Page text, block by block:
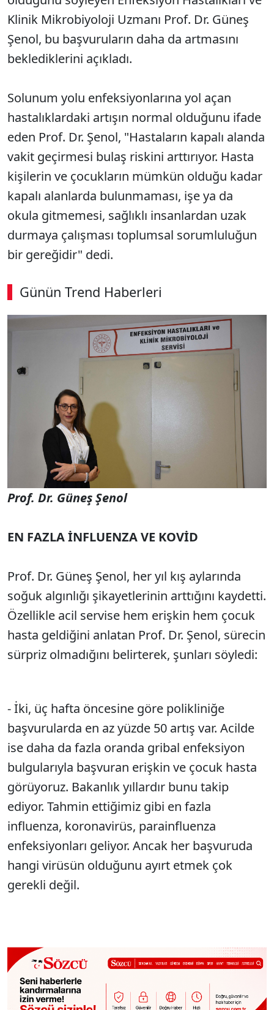
Klinik Mikrobiyoloji Uzmanı Prof. Dr. Güneş
Şenol, bu başvuruların daha da artmasını
beklediklerini açıkladı.
Solunum yolu enfeksiyonlarına yol açan
hastalıklardaki artışın normal olduğunu ifade
eden Prof. Dr. Şenol, "Hastaların kapalı alanda
vakit geçirmesi bulaş riskini arttırıyor. Hasta
kişilerin ve çocukların mümkün olduğu kadar
kapalı alanlarda bulunmaması, işe ya da
okula gitmemesi, sağlıklı insanlardan uzak
durmaya çalışması toplumsal sorumluluğun
bir gereğidir" dedi.
Günün Trend Haberleri
00:03 / 08:15
Prof. Dr. Güneş Şenol
EN FAZLA İNFLUENZA VE KOVİD
Prof. Dr. Güneş Şenol, her yıl kış aylarında
soğuk algınlığı şikayetlerinin arttığını kaydetti.
Özellikle acil servise hem erişkin hem çocuk
hasta geldiğini anlatan Prof. Dr. Şenol, sürecin
sürpriz olmadığını belirterek, şunları söyledi:
- İki, üç hafta öncesine göre polikliniğe
başvurularda en az yüzde 50 artış var. Acilde
ise daha da fazla oranda gribal enfeksiyon
bulgularıyla başvuran erişkin ve çocuk hasta
görüyoruz. Bakanlık yıllardır bunu takip
ediyor. Tahmin ettiğimiz gibi en fazla
influenza, koronavirüs, parainfluenza
enfeksiyonları geliyor. Ancak her başvuruda
hangi virüsün olduğunu ayırt etmek çok
gerekli değil.